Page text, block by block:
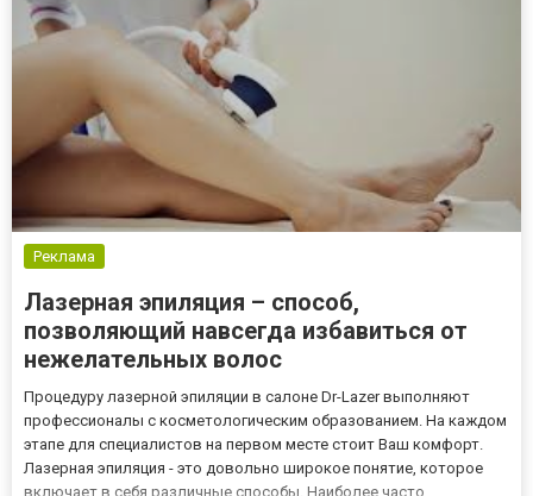
одежды, который н...
Реклама
Лазерная эпиляция – способ,
позволяющий навсегда избавиться от
нежелательных волос
Процедуру лазерной эпиляции в салоне Dr-Lazer выполняют
профессионалы с косметологическим образованием. На каждом
этапе для специалистов на первом месте стоит Ваш комфорт.
Лазерная эпиляция - это довольно широкое понятие, которое
включает в себя различные способы. Наиболее часто